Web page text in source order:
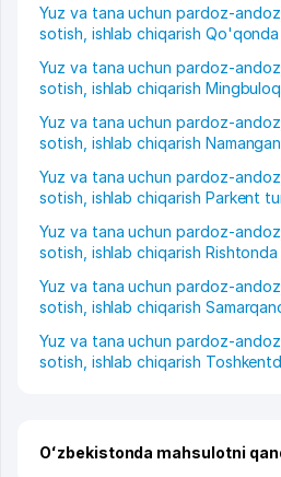
Yuz va tana uchun pardoz-
sotish, ishlab chiqarish Qo'qonda
Yuz va tana uchun pardoz-
sotish, ishlab chiqarish
Yuz va tana uchun pardoz-
sotish, ishlab chiqarish
Yuz va tana uchun pardoz-
sotish, ishlab chiqarish Parkent
Yuz va tana uchun pardoz-
sotish, ishlab chiqarish Rishtonda
Yuz va tana uchun pardoz-
sotish, ishlab chiqarish
Yuz va tana uchun pardoz-
sotish, ishlab chiqarish
Oʻzbekistonda mahsulotni